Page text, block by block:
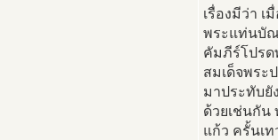
เรื่องมีว่า
พระแท่นบัณ
คัมภีร์โปรด
สมเด็จพระ
มาประทับยั
ด้วยเช่นกัน
แก้ว ครั้นเ